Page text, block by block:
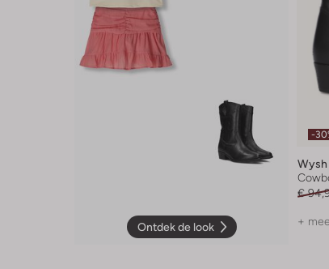
Ontdek de look
-
Wysh
€
+